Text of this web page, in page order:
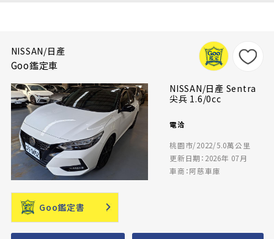
NISSAN/日產
Goo鑑定車
NISSAN/日產 Sentra
尖兵 1.6/0cc
電洽
桃園市/2022/5.0萬公里
更新日期：2026年 07月
車商：阿慈車庫
Goo鑑定書